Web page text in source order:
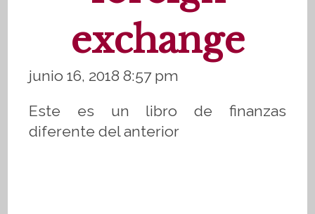
exchange
junio 16, 2018 8:57 pm
Este es un libro de finanzas
diferente del anterior